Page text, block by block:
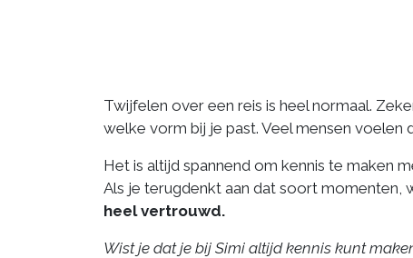
Twijfelen over een reis is heel normaal.
welke vorm bij je past. Veel mensen voelen
Het is altijd spannend om kennis te maken
Als je terugdenkt aan dat soort momenten,
heel vertrouwd.
Wist je dat je bij Simi altijd kennis kunt